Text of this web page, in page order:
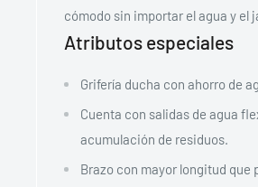
cómodo sin importar el agua y el
Atributos especiales
Grifería ducha con ahorro de
Cuenta con salidas de agua
acumulación de residuos.
Brazo con mayor longitud que